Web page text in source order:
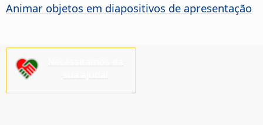
Animar objetos em diapositivos de apresentação